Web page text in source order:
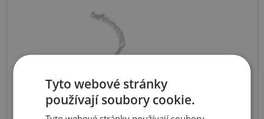
Tyto webové stránky
používají soubory cookie.